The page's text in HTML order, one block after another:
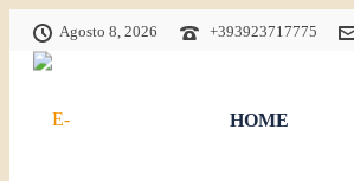
Agosto 8, 2026 +393923717775
HOME